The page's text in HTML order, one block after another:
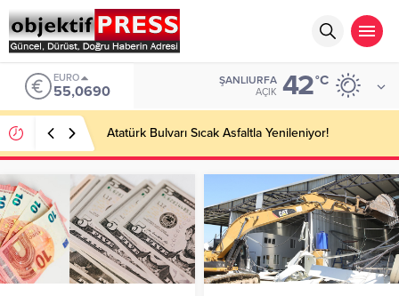
EURO
55,0690
ŞANLIURFA
AÇIK 42°C
Atatürk Bulvarı Sıcak Asfaltla Yenileniyor!